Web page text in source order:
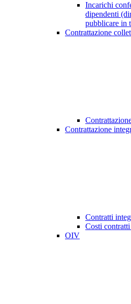
Incarichi
dipendenti
pubblicare in
Contrattazione
Contrattazione
Contratti
Costi
OIV